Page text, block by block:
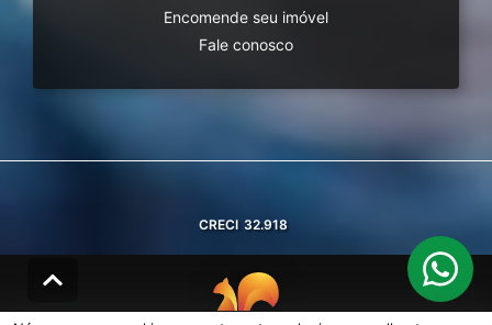
Encomende seu imóvel
Fale conosco
CRECI 32.918